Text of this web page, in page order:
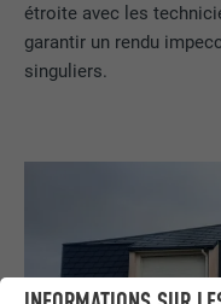
étroite avec les
garantir un rendu
singuliers.